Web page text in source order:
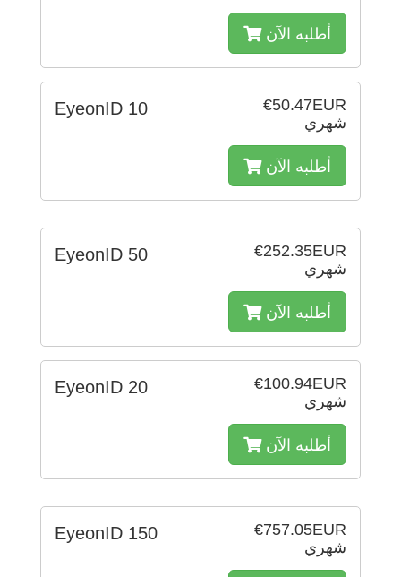
أطلبه الآن
€50.47EUR
شهري
EyeonID 10
أطلبه الآن
€252.35EUR
شهري
EyeonID 50
أطلبه الآن
€100.94EUR
شهري
EyeonID 20
أطلبه الآن
€757.05EUR
شهري
EyeonID 150